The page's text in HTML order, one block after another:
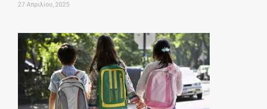
27 Απριλίου, 2025